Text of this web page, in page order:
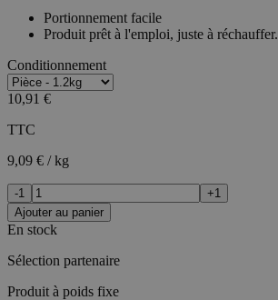
Portionnement facile
Produit prêt à l'emploi, juste à réchauffer.
Conditionnement
10,91 €
TTC
9,09 € / kg
-1
+1
Ajouter au panier
En stock
Sélection partenaire
Produit à poids fixe